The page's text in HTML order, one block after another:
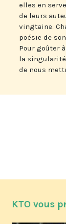
elles en
de leurs
vingtaine.
poésie de
Pour goûter
la
de nous
KTO vous